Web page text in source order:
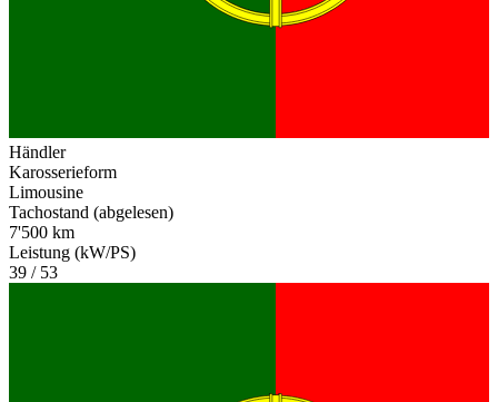
Händler
Karosserieform
Limousine
Tachostand (abgelesen)
7'500 km
Leistung (kW/PS)
39 / 53